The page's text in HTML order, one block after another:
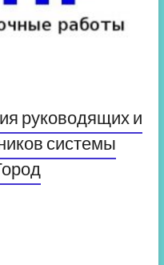
руководящих и
системы